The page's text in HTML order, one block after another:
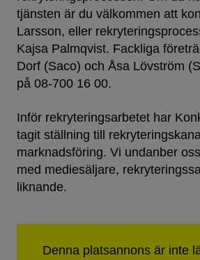
tjänsten är du välkommen att
Larsson, eller
Kajsa Palmqvist. Fackliga
Dorf (Saco) och Åsa Lövström
på 08-700 16 00.
Inför rekryteringsarbetet har
tagit ställning till
marknadsföring. Vi undanber
med mediesäljare,
liknande.